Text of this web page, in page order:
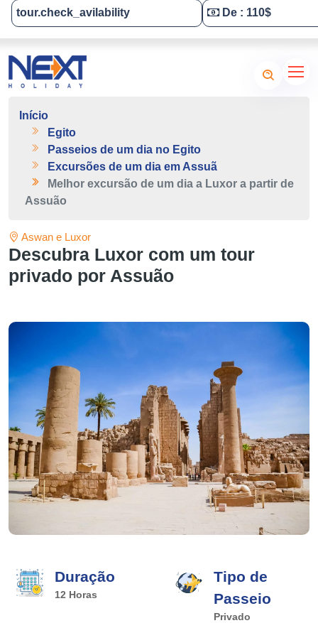
Tailor-Made Your Tour
Início
Egito
Passeios de um dia no Egito
Excursões de um dia em Assuã
Melhor excursão de um dia a Luxor a partir de
Assuão
tour.check_avilability De : 110$
Aswan e Luxor
Descubra Luxor com um tour
privado por Assuão
Duração
12 Horas
Tipo de
Passeio
Privado